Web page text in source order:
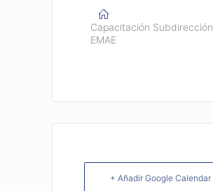
Capacitación Subdirección
EMAE
+ Añadir Google Calendar